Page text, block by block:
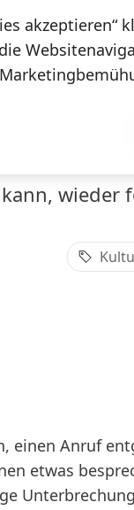
für
einen Anruf
etwas
akzeptieren“